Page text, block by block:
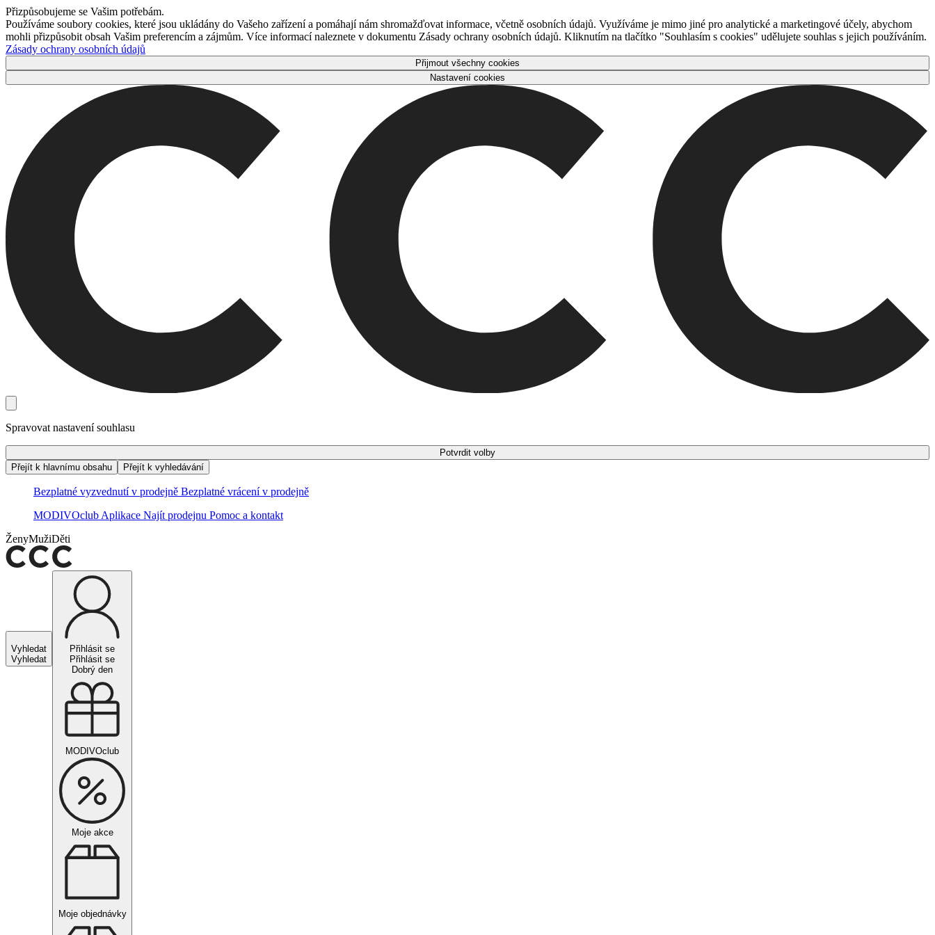
Přizpůsobujeme se Vašim potřebám.
Používáme soubory cookies, které jsou ukládány do Vašeho zařízení a pomáhají nám shromažďovat informace, včetně osobních údajů. Využíváme je mimo jiné pro analytické a marketingové účely, abychom
mohli přizpůsobit obsah Vašim preferencím a zájmům. Více informací naleznete v dokumentu Zásady ochrany osobních údajů. Kliknutím na tlačítko "Souhlasím s cookies" udělujete souhlas s jejich používáním.
Zásady ochrany osobních údajů
Přijmout všechny cookies
Nastavení cookies
Spravovat nastavení souhlasu
Potvrdit volby
Přejít k hlavnímu obsahu
Přejít k vyhledávání
Bezplatné vyzvednutí v prodejně Bezplatné vrácení v prodejně
MODIVOclub Aplikace Najít prodejnu Pomoc a kontakt
ŽenyMužiDěti
Vyhledat
Vyhledat
Přihlásit se
Přihlásit se
Dobrý den
MODIVOclub
Moje akce
Moje objednávky